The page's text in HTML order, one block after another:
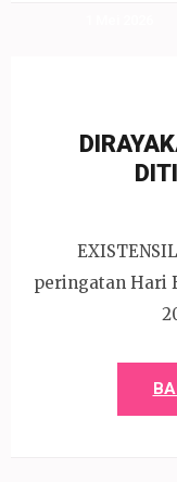
peringatan Hari